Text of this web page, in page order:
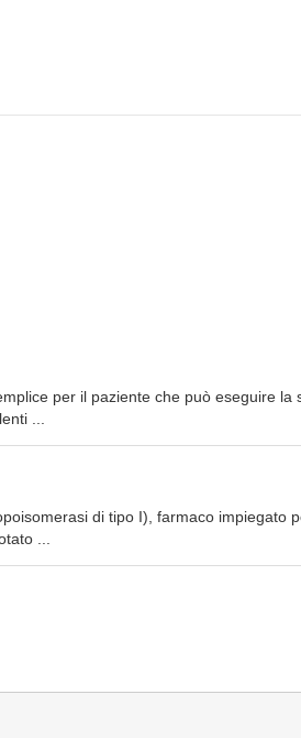
per il paziente che può eseguire la
...
di tipo I), farmaco impiegato
...